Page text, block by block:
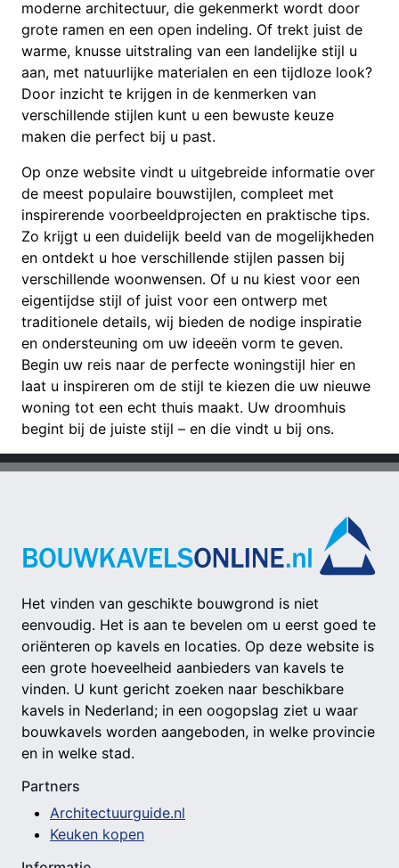
moderne architectuur, die gekenmerkt wordt door
grote ramen en een open indeling. Of trekt juist de
warme, knusse uitstraling van een landelijke stijl u
aan, met natuurlijke materialen en een tijdloze look?
Door inzicht te krijgen in de kenmerken van
verschillende stijlen kunt u een bewuste keuze
maken die perfect bij u past.
Op onze website vindt u uitgebreide informatie over
de meest populaire bouwstijlen, compleet met
inspirerende voorbeeldprojecten en praktische tips.
Zo krijgt u een duidelijk beeld van de mogelijkheden
en ontdekt u hoe verschillende stijlen passen bij
verschillende woonwensen. Of u nu kiest voor een
eigentijdse stijl of juist voor een ontwerp met
traditionele details, wij bieden de nodige inspiratie
en ondersteuning om uw ideeën vorm te geven.
Begin uw reis naar de perfecte woningstijl hier en
laat u inspireren om de stijl te kiezen die uw nieuwe
woning tot een echt thuis maakt. Uw droomhuis
begint bij de juiste stijl – en die vindt u bij ons.
Het vinden van geschikte bouwgrond is niet
eenvoudig. Het is aan te bevelen om u eerst goed te
oriënteren op kavels en locaties. Op deze website is
een grote hoeveelheid aanbieders van kavels te
vinden. U kunt gericht zoeken naar beschikbare
kavels in Nederland; in een oogopslag ziet u waar
bouwkavels worden aangeboden, in welke provincie
en in welke stad.
Partners
Architectuurguide.nl
Keuken kopen